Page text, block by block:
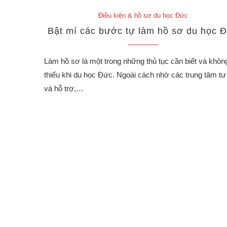
Điều kiện & hồ sơ du học Đức
Bật mí các bước tự làm hồ sơ du học
Làm hồ sơ là một trong những thủ tục cần biết và
thiếu khi du học Đức. Ngoài cách nhờ các trung tâm
và hỗ trợ,…